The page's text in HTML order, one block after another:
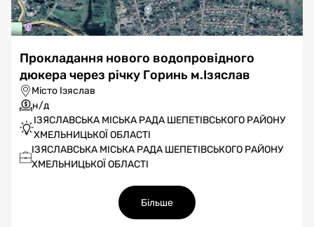
Прокладання нового водопровідного
дюкера через річку Горинь м.Ізяслав
Місто Ізяслав
н/д
ІЗЯСЛАВСЬКА МІСЬКА РАДА ШЕПЕТІВСЬКОГО РАЙОНУ
ХМЕЛЬНИЦЬКОЇ ОБЛАСТІ
ІЗЯСЛАВСЬКА МІСЬКА РАДА ШЕПЕТІВСЬКОГО РАЙОНУ
ХМЕЛЬНИЦЬКОЇ ОБЛАСТІ
Більше